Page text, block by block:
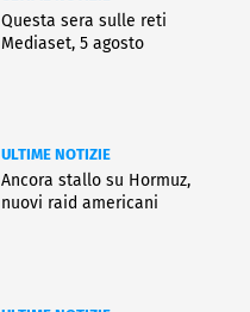
Questa sera sulle reti
Mediaset, 5 agosto
ULTIME NOTIZIE
Ancora stallo su Hormuz,
nuovi raid americani